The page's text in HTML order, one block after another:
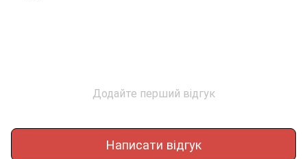
Додайте перший відгук
Написати відгук